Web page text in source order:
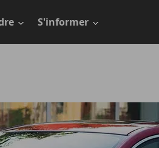
S'informer